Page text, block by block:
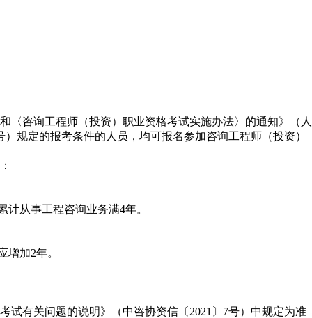
咨询工程师（投资）职业资格考试实施办法〉的通知》（人
规定的报考条件的人员，均可报名参加咨询工程师（投资）
从事工程咨询业务满4年。
加2年。
有关问题的说明》（中咨协资信〔2021〕7号）中规定为准